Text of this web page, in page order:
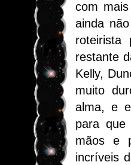
com
ainda
restante
Kelly,
muito
alma, e
para que
mãos e
incríveis